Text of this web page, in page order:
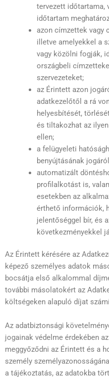
tervezett időtartama,
időtartam
azon címzettek vagy
illetve amelyekkel a
vagy közölni fogják,
országbeli
szervezeteket;
az Érintett azon
adatkezelőtől a rá
helyesbítését,
és tiltakozhat az
ellen;
a felügyeleti
benyújtásának
automatizált
profilalkotást is,
esetekben az
érthető információk,
jelentőséggel bír, és
következményekkel
Az Érintett kérésére az
képező személyes adatok
bocsátja első alkalommal
további másolatokért az
költségeken alapuló díjat
Az adatbiztonsági
jogainak védelme érdekében
meggyőződni az Érintett és a
személy
a tájékoztatás, az adatokba